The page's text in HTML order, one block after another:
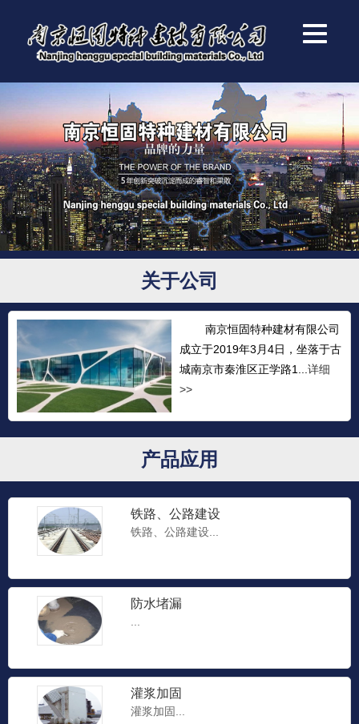
关于公司
南京恒固特种建材有限公司
成立于2019年3月4日，坐落于古
城南京市秦淮区正学路1... 详细
>>
产品应用
铁路、公路建设
铁路、公路建设...
防水堵漏
灌浆加固
灌浆加固...